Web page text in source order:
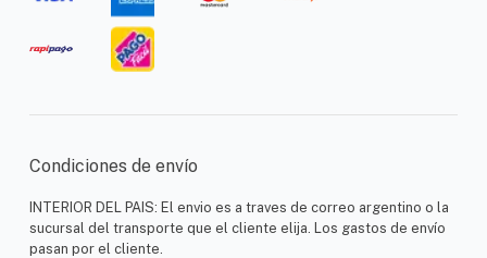
Condiciones de envío
INTERIOR DEL PAIS: El envio es a traves de correo argentino o la
sucursal del transporte que el cliente elija. Los gastos de envío
pasan por el cliente.